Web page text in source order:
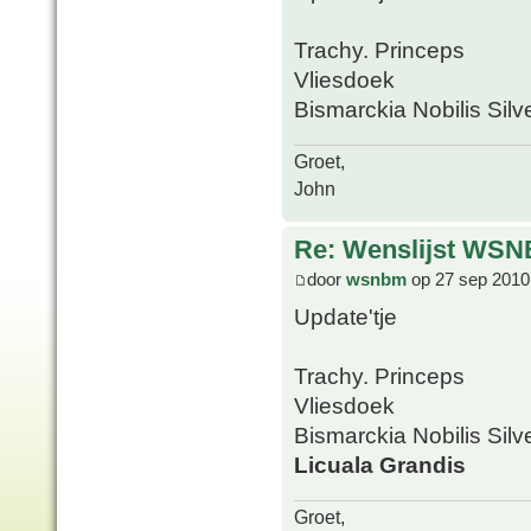
Trachy. Princeps
Vliesdoek
Bismarckia Nobilis
Groet,
John
Re: Wenslijst
door wsnbm op 27 sep
Update'tje
Trachy. Princeps
Vliesdoek
Bismarckia Nobilis
Licuala Grandis
Groet,